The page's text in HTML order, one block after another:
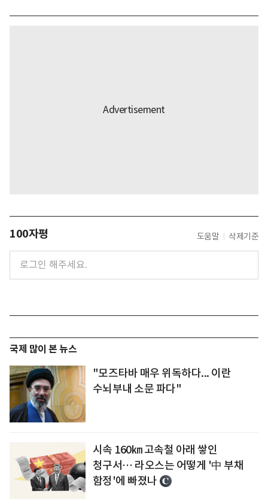
100자평 도움말 삭제기준
국제 많이 본 뉴스
"모즈타바 매우 위독하다... 이란
수뇌부내 소문 파다"
시속 160㎞ 고속철 아래 쌓인
청구서… 라오스는 어떻게 '中 부채
함정'에 빠졌나